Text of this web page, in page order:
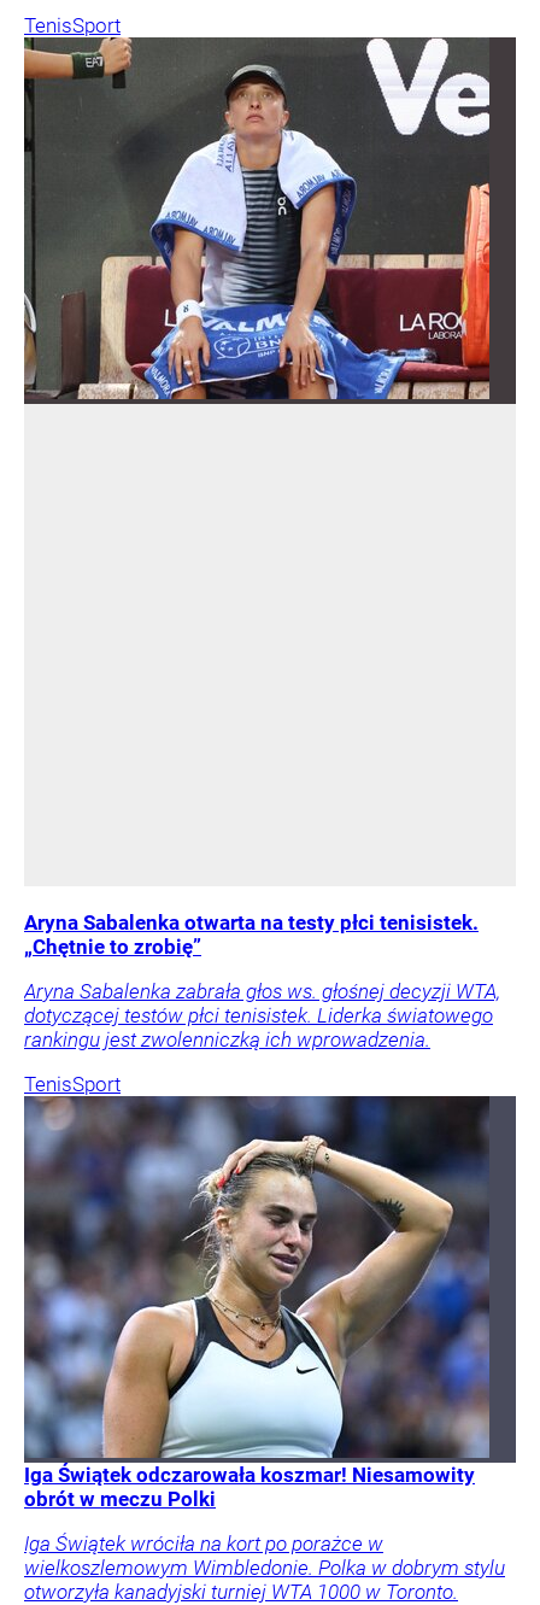
TenisSport
Aryna Sabalenka otwarta na testy płci tenisistek.
„Chętnie to zrobię”
Aryna Sabalenka zabrała głos ws. głośnej decyzji WTA,
dotyczącej testów płci tenisistek. Liderka światowego
rankingu jest zwolenniczką ich wprowadzenia.
TenisSport
Iga Świątek odczarowała koszmar! Niesamowity
obrót w meczu Polki
Iga Świątek wróciła na kort po porażce w
wielkoszlemowym Wimbledonie. Polka w dobrym stylu
otworzyła kanadyjski turniej WTA 1000 w Toronto.